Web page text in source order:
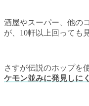
酒屋やスーパー、他の
が、10軒以上回っても
さすが伝説のホップを
ケモン並みに発見しに